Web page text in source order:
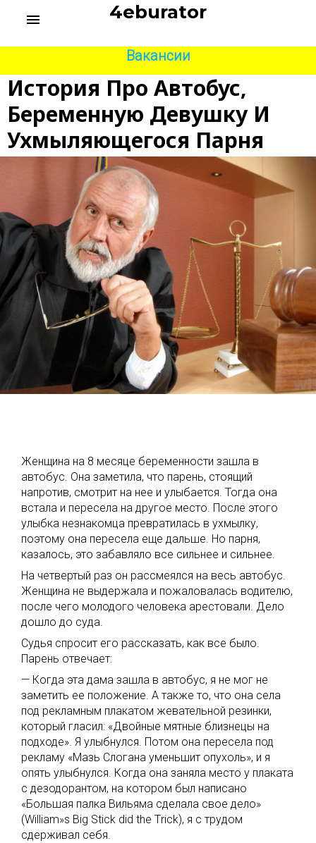
4eburator
menu
Вакансии
История Про Автобус,
Беременную Девушку И
Ухмыляющегося Парня
Женщина на 8 месяце беременности зашла в
автобус. Она заметила, что парень, стоящий
напротив, смотрит на нее и улыбается. Тогда она
встала и пересела на другое место. После этого
улыбка незнакомца превратилась в ухмылку,
поэтому она пересела еще дальше. Но парня,
казалось, это забавляло все сильнее и сильнее.
На четвертый раз он рассмеялся на весь автобус.
Женщина не выдержала и пожаловалась водителю,
после чего молодого человека арестовали. Дело
дошло до суда.
Судья спросит его рассказать, как все было.
Парень отвечает:
— Когда эта дама зашла в автобус, я не мог не
заметить ее положение. А также то, что она села
под рекламным плакатом жевательной резинки,
который гласил: «Двойные мятные близнецы на
подходе». Я улыбнулся. Потом она пересела под
рекламу «Мазь Слогана уменьшит опухоль», и я
опять улыбнулся. Когда она заняла место у плаката
с дезодорантом, на котором был написано
«Большая палка Вильяма сделала свое дело»
(Williаm»s Вig Stiсk did thе Тriсk), я с трудом
сдерживал себя.